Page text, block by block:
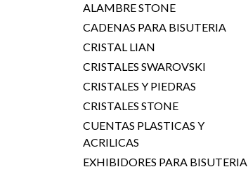
ALAMBRE STONE
CADENAS PARA BISUTERIA
CRISTAL LIAN
CRISTALES SWAROVSKI
CRISTALES Y PIEDRAS
CRISTALES STONE
CUENTAS PLASTICAS Y
ACRILICAS
EXHIBIDORES PARA BISUTERIA